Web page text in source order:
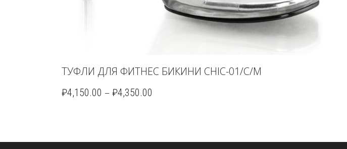
ТУФЛИ ДЛЯ ФИТНЕС БИКИНИ CHIC-01/C/M
₽4,150.00 – ₽4,350.00